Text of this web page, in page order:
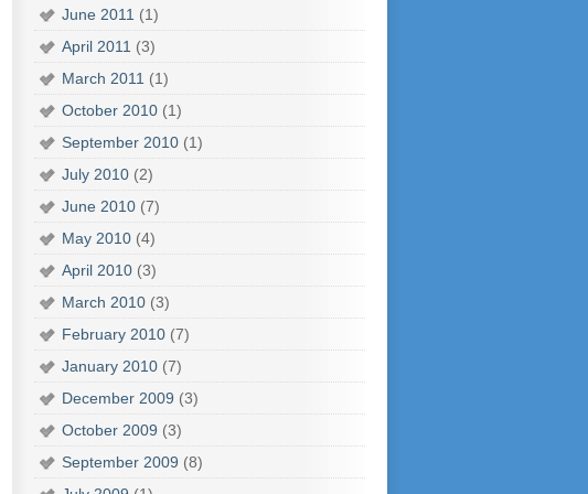
June 2011 (1)
April 2011 (3)
March 2011 (1)
October 2010 (1)
September 2010 (1)
July 2010 (2)
June 2010 (7)
May 2010 (4)
April 2010 (3)
March 2010 (3)
February 2010 (7)
January 2010 (7)
December 2009 (3)
October 2009 (3)
September 2009 (8)